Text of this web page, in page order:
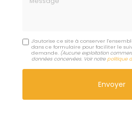
J'autorise ce site à conserver
dans ce formulaire pour faciliter le
demande. (Aucune exploitation
données concervées. Voir notrepolitique